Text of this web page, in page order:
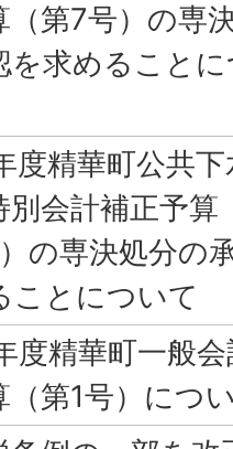
（第7号）の専
を求めること
度精華町公共下
別会計補正予算
）の専決処分の
ことについて
度精華町一般会
（第1号）につ